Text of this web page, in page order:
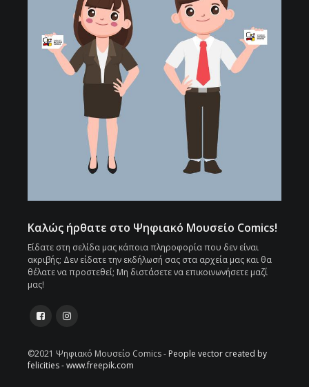
Καλώς ήρθατε στο Ψηφιακό Μουσείο Comics!
Είδατε στη σελίδα μας κάποια πληροφορία που δεν είναι
ακριβής; Δεν είδατε την εκδήλωσή σας στα αρχεία μας και θα
θέλατε να προστεθεί; Μη διστάσετε να επικοινωνήσετε μαζί
μας!
©2021 Ψηφιακό Μουσείο Comics - People vector created by
felicities - www.freepik.com